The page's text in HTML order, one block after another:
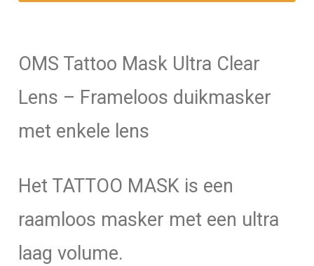
aantal
OMS Tattoo Mask Ultra Clear
Lens – Frameloos duikmasker
met enkele lens
Het TATTOO MASK is een
raamloos masker met een ultra
laag volume.